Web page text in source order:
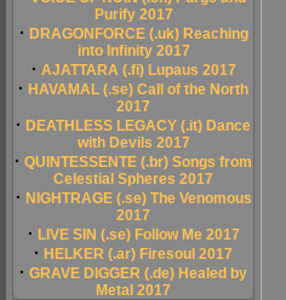
Purify 2017
· DRAGONFORCE (.uk) Reaching
into Infinity 2017
· AJATTARA (.fi) Lupaus 2017
· HAVAMAL (.se) Call of the North
2017
· DEATHLESS LEGACY (.it) Dance
with Devils 2017
· QUINTESSENTE (.br) Songs from
Celestial Spheres 2017
· NIGHTRAGE (.se) The Venomous
2017
· LIVE SIN (.se) Follow Me 2017
· HELKER (.ar) Firesoul 2017
· GRAVE DIGGER (.de) Healed by
Metal 2017